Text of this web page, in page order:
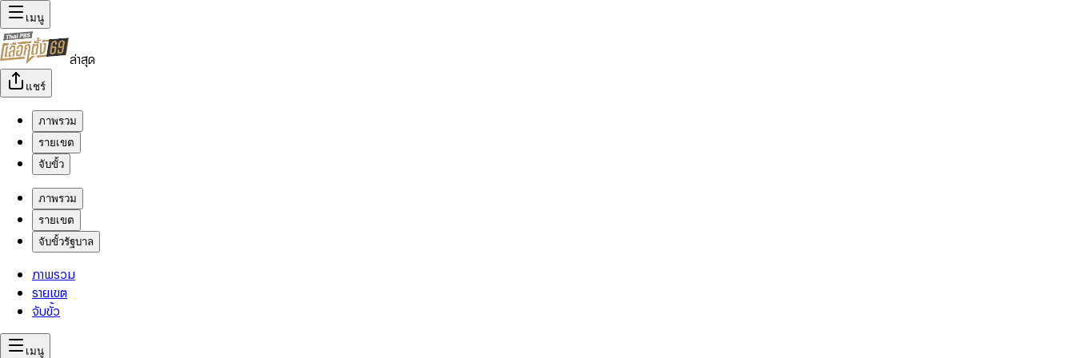
เมนู
ล่าสุด
แชร์
ภาพรวม
รายเขต
จับขั้ว
ภาพรวม
รายเขต
จับขั้วรัฐบาล
ภาพรวม
รายเขต
จับขั้ว
เมนู